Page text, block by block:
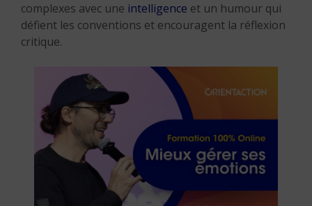
complexes avec une intelligence et un humour qui
défient les conventions et encouragent la réflexion
critique.